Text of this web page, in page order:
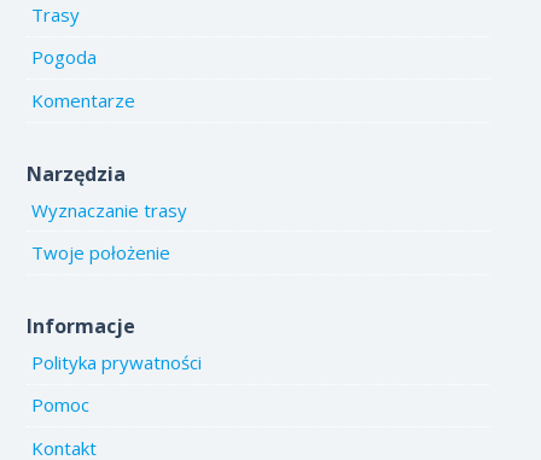
Trasy
Pogoda
Komentarze
Narzędzia
Wyznaczanie trasy
Twoje położenie
Informacje
Polityka prywatności
Pomoc
Kontakt